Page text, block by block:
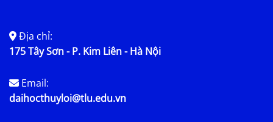
Địa chỉ:
175 Tây Sơn - P. Kim Liên - Hà Nội
Email:
daihocthuyloi@tlu.edu.vn